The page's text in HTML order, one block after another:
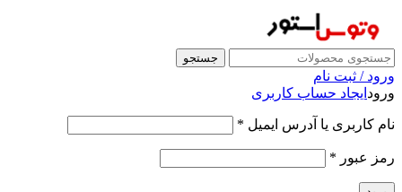
جستجو
ورود / ثبت نام
ورود ایجاد حساب کاربری
نام کاربری یا آدرس ایمیل *
رمز عبور *